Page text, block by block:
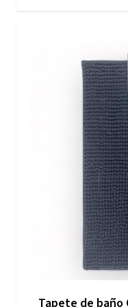
Tapete de baño